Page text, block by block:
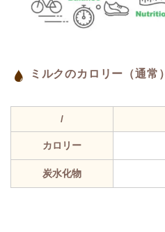
ミルクのカロリー（通常）
/
カロリー
炭水化物